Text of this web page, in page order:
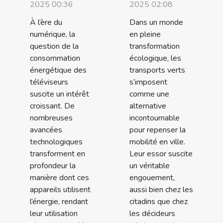
2025 00:36
À l’ère du
numérique, la
question de la
consommation
énergétique des
téléviseurs
suscite un intérêt
croissant. De
nombreuses
avancées
technologiques
transforment en
profondeur la
manière dont ces
appareils utilisent
l’énergie, rendant
leur utilisation
2025 02:08
Dans un monde
en pleine
transformation
écologique, les
transports verts
s’imposent
comme une
alternative
incontournable
pour repenser la
mobilité en ville.
Leur essor suscite
un véritable
engouement,
aussi bien chez les
citadins que chez
les décideurs